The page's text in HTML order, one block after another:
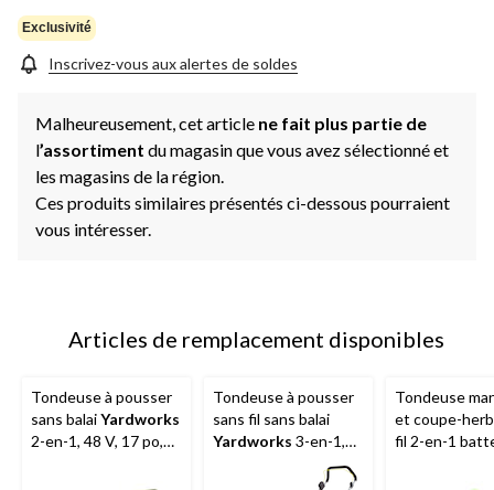
Exclusivité
Inscrivez-vous aux alertes de soldes
Malheureusement, cet article ne fait plus partie de
l’assortiment du magasin que vous avez sélectionné et
les magasins de la région.
Ces produits similaires présentés ci-dessous pourraient
vous intéresser.
Articles de remplacement disponibles
Tondeuse à pousser
sans balaiYardworks
2-en-1, 48 V, 17 po,
Tondeuse à pousser
sans fil sans balai
Yardworks 3-en-1,
48 V, 20 po, batterie 5
Tondeuse
et coupe-
fil 2-en-1
17 po et 13 po